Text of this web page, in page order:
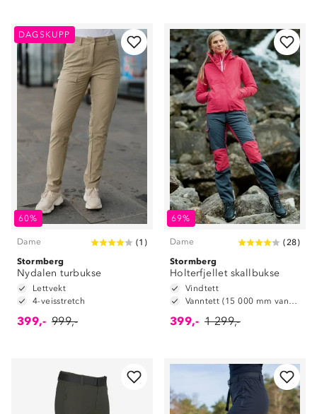
DAGSKUPP
60%
Dame (1 )
Stormberg
Nydalen turbukse
Lettvekt
4-veisstretch
399,- 999,-
69%
Dame (28)
Stormberg
Holterfjellet skallbukse
Vindtett
Vanntett (15 000 mm vannsøyle)
399,- 1 299,-